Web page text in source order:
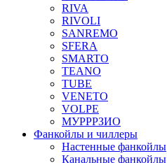
RIVA
RIVOLI
SANREMO
SFERA
SMARTO
TEANO
TUBE
VENETO
VOLPE
МУРРРЗИО
Фанкойлы и чиллеры
Настенные фанкойлы
Канальные фанкойлы